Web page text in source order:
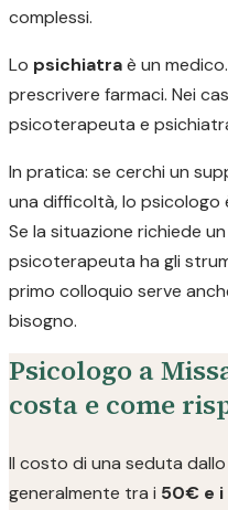
complessi.
Lo psichiatraè un
prescrivere farmaci. Nei
psicoterapeuta e
In pratica: se cerchi un
una difficoltà, lo
Se la situazione richiede
psicoterapeuta ha gli
primo colloquio serve
bisogno.
Psicologo a
costa e come
Il costo di una seduta
generalmente tra i 50€ e i